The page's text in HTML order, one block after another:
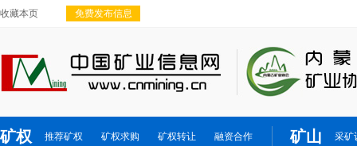
收藏本页 免费发布信息
矿权
推荐矿权 矿权求购 矿权转让
融资合作
矿山
采矿